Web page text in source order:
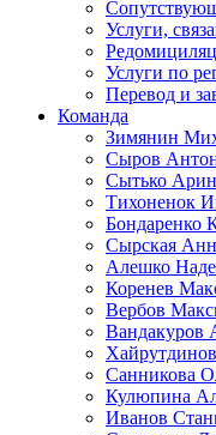
Услуги,
Услуги по
Перевод и
Команда
Зимянин
Сыров
Сытько
Тихоненок
Бондаренко
Сырская
Алешко
Коренев
Вербов
Вандакуров
Санникова
Кулюпина
Иванов